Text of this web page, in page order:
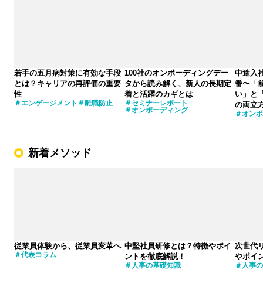
若手の五月病対策に有効な手段
とは？キャリアの再評価の重要
性
エンゲージメント 離職防止
100社のオンボーディングデー
タから読み解く、新人の長期定
着と活躍のカギとは
セミナーレポート
オンボーディング
中途入
番〜「
い」と
の両立
オン
新着メソッド
従業員体験から、従業員変革へ
代表コラム
中堅社員研修とは？特徴やポイ
ントを徹底解説！
人事の基礎知識
次世代
やポイ
人事